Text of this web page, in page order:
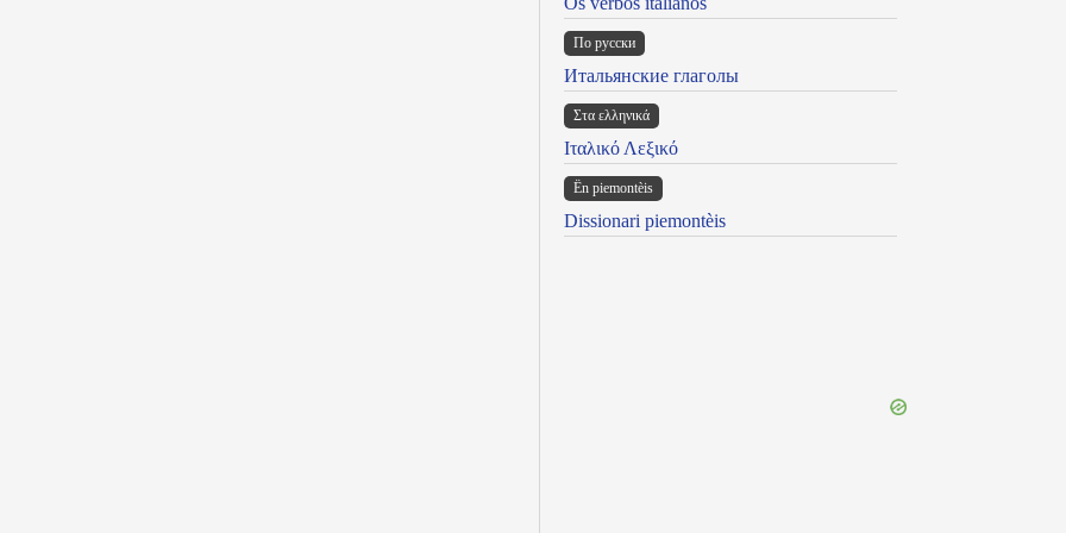
По русски
Итальянские глаголы
Στα ελληνικά
Ιταλικό Λεξικό
Ën piemontèis
Dissionari piemontèis